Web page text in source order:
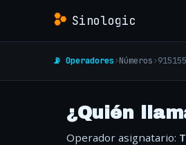
Sinologic
📡 Operadores›Números›
¿Quién
Operador asignatario: